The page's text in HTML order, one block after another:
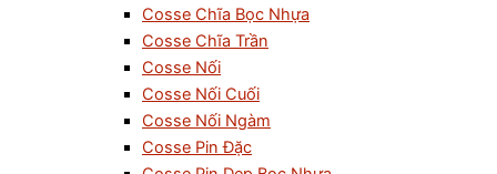
Cosse Chĩa Bọc Nhựa
Cosse Chĩa Trần
Cosse Nối
Cosse Nối Cuối
Cosse Nối Ngàm
Cosse Pin Đặc